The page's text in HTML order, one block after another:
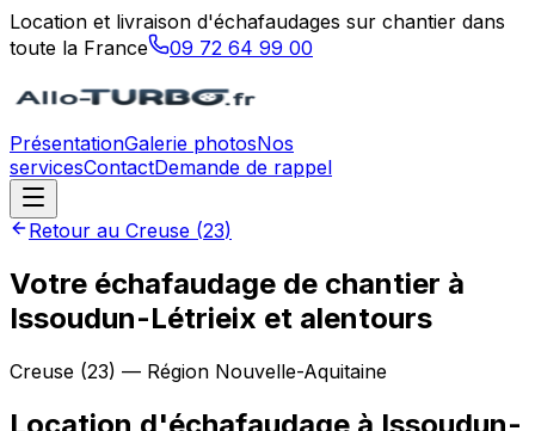
Location et livraison d'échafaudages sur chantier dans
toute la France
09 72 64 99 00
PrésentationGalerie photosNos
servicesContactDemande de rappel
Retour au Creuse (23)
Votre échafaudage de chantier à
Issoudun-Létrieix et alentours
Creuse (23) — Région Nouvelle-Aquitaine